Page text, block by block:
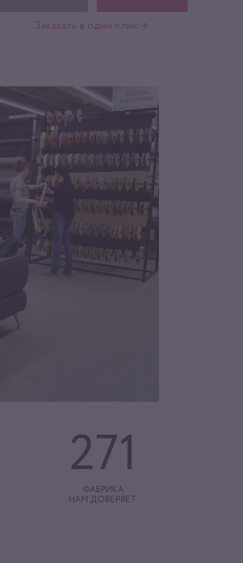
Заказать в один клик →
271
ФАБРИКА
НАМ ДОВЕРЯЕТ